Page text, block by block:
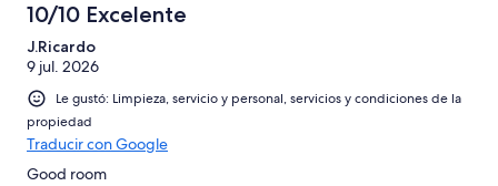
10/10 Excelente
J.Ricardo
9 jul. 2026
Le gustó: Limpieza, servicio y personal, servicios y condiciones de la
propiedad
Traducir con Google
Good room